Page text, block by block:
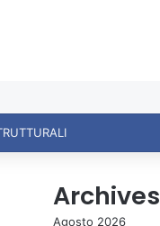
Archives
Agosto 2026